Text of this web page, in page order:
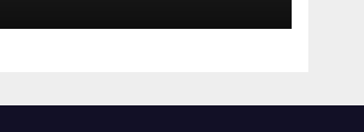
Kompanije“